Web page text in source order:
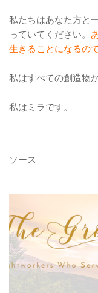
私たちはあなた方と
っていてください。
生きることになるので
私はすべての創造物
私はミラです。
ソース